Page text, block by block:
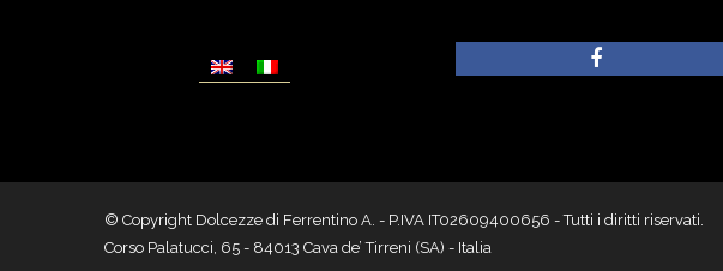
© Copyright Dolcezze di Ferrentino A. - P.IVA IT02609400656 - Tutti i diritti riservati.
Corso Palatucci, 65 - 84013 Cava de’ Tirreni (SA) - Italia